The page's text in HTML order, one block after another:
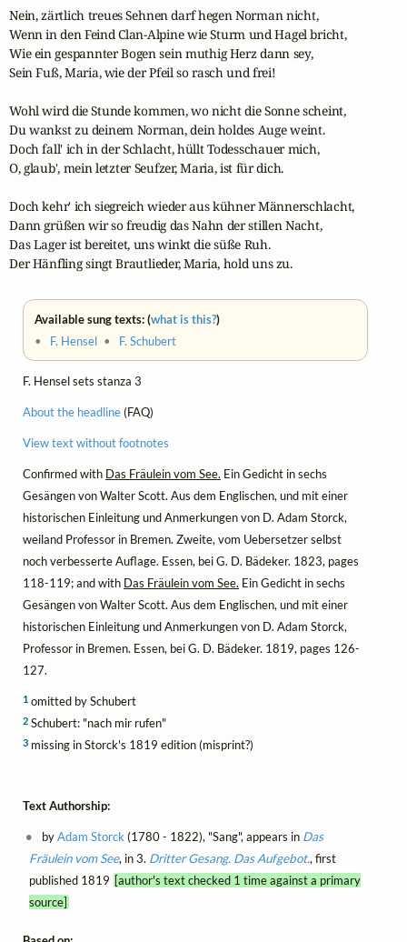
Nein, zärtlich treues Sehnen darf hegen Norman nicht,
Wenn in den Feind Clan-Alpine wie Sturm und Hagel bricht,
Wie ein gespannter Bogen sein muthig Herz dann sey,
Sein Fuß, Maria, wie der Pfeil so rasch und frei!
Wohl wird die Stunde kommen, wo nicht die Sonne scheint,
Du wankst zu deinem Norman, dein holdes Auge weint.
Doch fall' ich in der Schlacht, hüllt Todesschauer mich,
O, glaub', mein letzter Seufzer, Maria, ist für dich.
Doch kehr' ich siegreich wieder aus kühner Männerschlacht,
Dann grüßen wir so freudig das Nahn der stillen Nacht,
Das Lager ist bereitet, uns winkt die süße Ruh.
Der Hänfling singt Brautlieder, Maria, hold uns zu.
Available sung texts: (what is this?)
• F. Hensel • F. Schubert
F. Hensel sets stanza 3
About the headline(FAQ)
View text without footnotes
Confirmed with Das Fräulein vom See. Ein Gedicht in sechs
Gesängen von Walter Scott. Aus dem Englischen, und mit einer
historischen Einleitung und Anmerkungen von D. Adam Storck,
weiland Professor in Bremen. Zweite, vom Uebersetzer selbst
noch verbesserte Auflage. Essen, bei G. D. Bädeker. 1823, pages
118-119; and with Das Fräulein vom See. Ein Gedicht in sechs
Gesängen von Walter Scott. Aus dem Englischen, und mit einer
historischen Einleitung und Anmerkungen von D. Adam Storck,
Professor in Bremen. Essen, bei G. D. Bädeker. 1819, pages 126-
127.
1 omitted by Schubert
2 Schubert: "nach mir rufen"
3 missing in Storck's 1819 edition (misprint?)
Text Authorship:
byAdam Storck (1780 - 1822), "Sang", appears in Das
Fräulein vom See, in 3. Dritter Gesang. Das Aufgebot., first
published 1819 [author's text checked 1 time against a primary
source]